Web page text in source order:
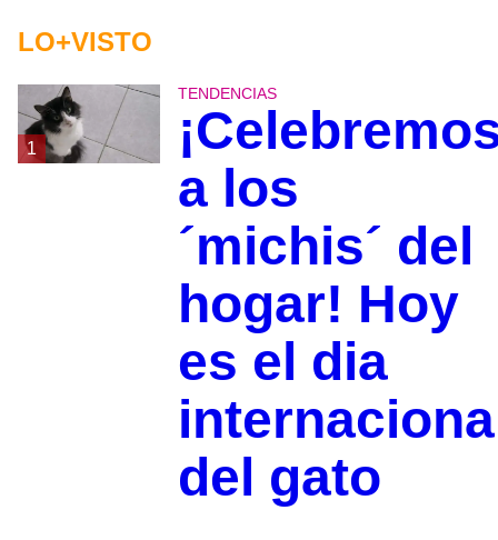
LO+VISTO
1
TENDENCIAS
a los
´michis´ del
hogar! Hoy
es el dia
del gato